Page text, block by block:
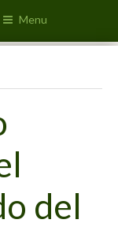
Menu
del